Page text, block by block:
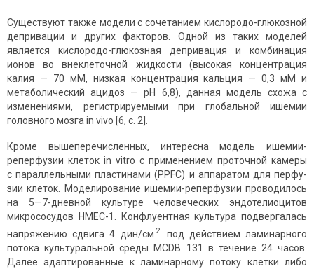
Существуют также модели с сочетанием кислородо-глюкозной
депривации и других факторов. Одной из таких моделей
является кислородо-глюкозная депривация и комбинация
ионов во внеклеточной жидкости (высокая концентрация
калия — 70 мМ, низкая концентрация кальция — 0,3 мМ и
метаболический ацидоз — рН 6,8), данная модель схожа с
изменениями, регистрируемыми при глобальной ишемии
головного мозга in vivo [6, с. 2].
Кроме вышеперечисленных, интересна модель ишемии-
реперфузии клеток in vitro с применением проточной камеры
с параллельными пластинами (PPFC) и аппаратом для перфу­
зии клеток. Моделирование ишемии-реперфузии проводилось
на 5—7-дневной культуре человеческих эндотелиоцитов
микрососудов HMEC-1. Конфлуентная культура подвергалась
напряжению сдвига 4 дин/см 2
под действием ламинарного
потока культуральной среды MCDB 131 в течение 24 часов.
Далее адаптированные к ламинарному потоку клетки либо